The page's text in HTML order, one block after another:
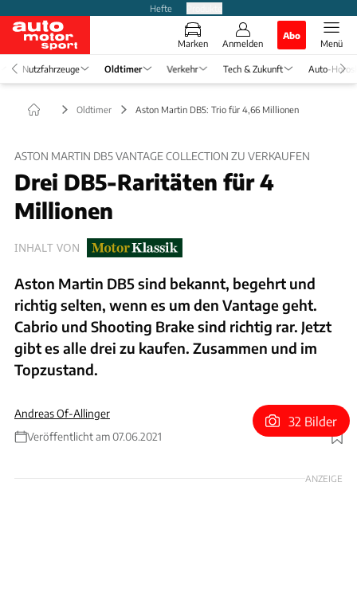
Hefte
Marken Anmelden
Abo
Menü
Nutzfahrzeuge Oldtimer Verkehr Tech & Zukunft Auto-
Oldtimer Aston Martin DB5: Trio für 4,66 Millionen
ASTON MARTIN DB5 VANTAGE COLLECTION ZU VERKAUFEN
Drei DB5-Raritäten für 4
Millionen
INHALT VON
Aston Martin DB5 sind bekannt, begehrt und
richtig selten, wenn es um den Vantage geht.
Cabrio und Shooting Brake sind richtig rar. Jetzt
gibt es alle drei zu kaufen. Zusammen und im
Topzustand.
Andreas Of-Allinger
Veröffentlicht am 07.06.2021
Foto: Nicholas Mee
32 Bilder
ANZEIGE